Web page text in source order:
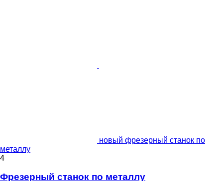
новый фрезерный станок по
металлу
4
Фрезерный станок по металлу